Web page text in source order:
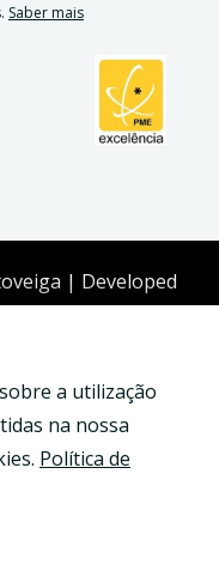
Saber mais
| Developed
a utilização
na nossa
Política de